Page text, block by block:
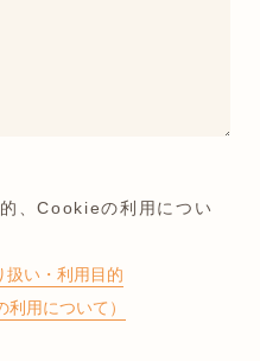
、Cookieの利用につい
扱い・利用目的
用について）